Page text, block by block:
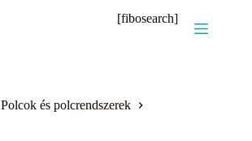
[fibosearch]
Polcok és polcrendszerek